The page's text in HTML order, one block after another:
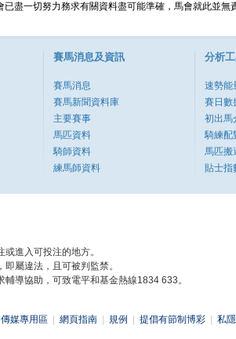
已盡一切努力務求有關資料盡可能準確，馬會就此並
賽馬消息及資訊
賽馬消息
賽馬新聞資料庫
主要賽事
馬匹資料
騎師資料
練馬師資料
分析
速勢能
賽日數
初出馬
騎練配
馬匹搬
貼士指
進入可投注的地方。
屬違法，且可被判監禁。
輔導協助，可致電平和基金熱線1834 633。
傳媒專用區 網頁指南 規例 提倡有節制博彩 私